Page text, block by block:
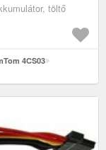
töltő
4CS03